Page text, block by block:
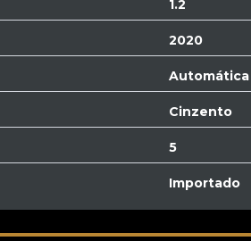
1.2
2020
Automática
Cinzento
5
Importado